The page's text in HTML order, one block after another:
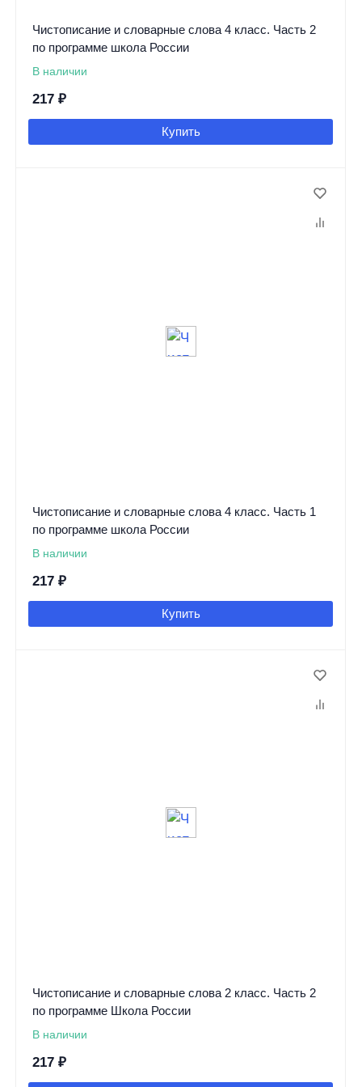
Чистописание и словарные слова 4 класс. Часть 2
по программе школа России
В наличии
217 ₽
Купить
Чистописание и словарные слова 4 класс. Часть 1
по программе школа России
В наличии
217 ₽
Купить
Чистописание и словарные слова 2 класс. Часть 2
по программе Школа России
В наличии
217 ₽